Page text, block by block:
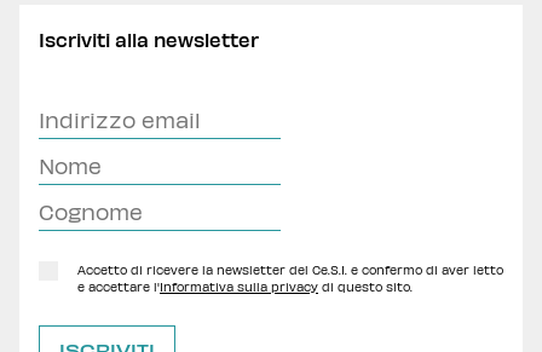
Iscriviti alla newsletter
Accetto di ricevere la newsletter del Ce.S.I. e confermo di aver letto
e accettare l'Informativa sulla privacy di questo sito.